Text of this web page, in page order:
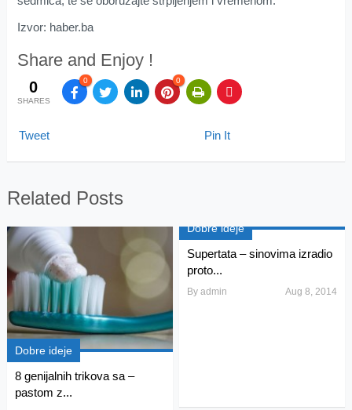
Izvor: haber.ba
Share and Enjoy !
0
SHARES
0 0
Tweet Pin It
Related Posts
Dobre ideje
8 genijalnih trikova sa –
pastom z...
Dobre ideje
Supertata – sinovima izradio
proto...
Byadmin Aug 8, 2014